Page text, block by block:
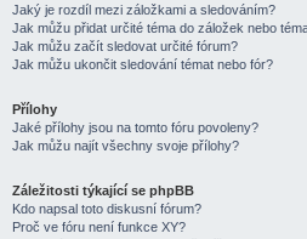
Jaký je rozdíl mezi záložkami a sledováním?
Jak můžu přidat určité téma do záložek nebo
Jak můžu začít sledovat určité fórum?
Jak můžu ukončit sledování témat nebo fór?
Přílohy
Jaké přílohy jsou na tomto fóru povoleny?
Jak můžu najít všechny svoje přílohy?
Záležitosti týkající se phpBB
Kdo napsal toto diskusní fórum?
Proč ve fóru není funkce XY?